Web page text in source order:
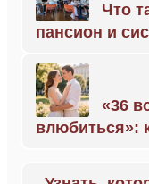
Что
пансион и
«36
влюбиться»: